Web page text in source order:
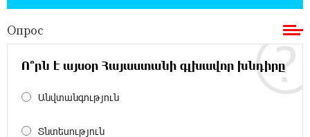
в Арарате
22:28:49 27-07-2026
Никогда Нагорный Карабах не был в составе
независимого Азербайджана. Аршак
Опрос
Ո՞րն է այսօր Հայաստանի գլխավոր խնդիրը
Անվտանգություն
Տնտեսություն